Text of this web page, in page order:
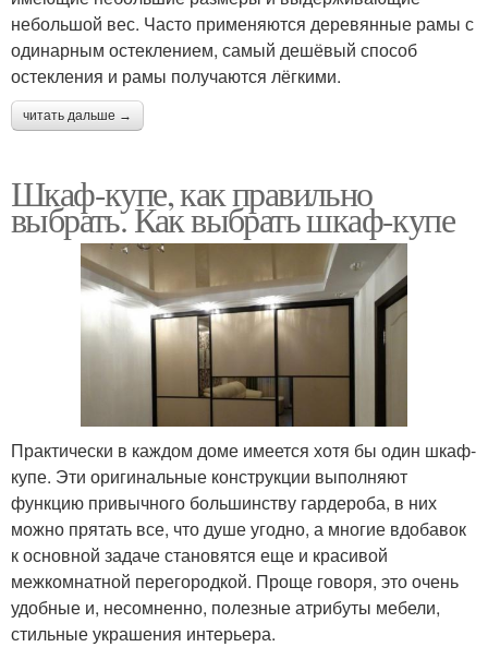
небольшой вес. Часто применяются деревянные рамы с
одинарным остеклением, самый дешёвый способ
остекления и рамы получаются лёгкими.
читать дальше →
Шкаф-купе, как правильно
выбрать. Как выбрать шкаф-купе
Практически в каждом доме имеется хотя бы один шкаф-
купе. Эти оригинальные конструкции выполняют
функцию привычного большинству гардероба, в них
можно прятать все, что душе угодно, а многие вдобавок
к основной задаче становятся еще и красивой
межкомнатной перегородкой. Проще говоря, это очень
удобные и, несомненно, полезные атрибуты мебели,
стильные украшения интерьера.